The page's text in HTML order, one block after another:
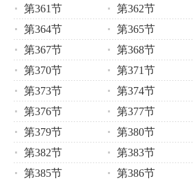
第361节
第362节
第364节
第365节
第367节
第368节
第370节
第371节
第373节
第374节
第376节
第377节
第379节
第380节
第382节
第383节
第385节
第386节